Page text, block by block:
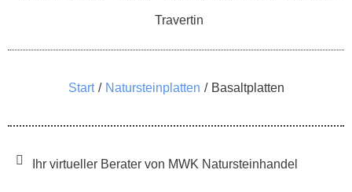
Travertin
Sie befinden sich hier:
Start Natursteinplatten Basaltplatten
Ihr virtueller Berater von MWK Natursteinhandel